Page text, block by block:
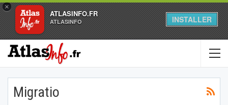
×
ATLASINFO.FR
ATLASINFO INSTALLER
Migratio